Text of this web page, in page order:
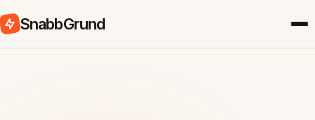
SnabbGrund